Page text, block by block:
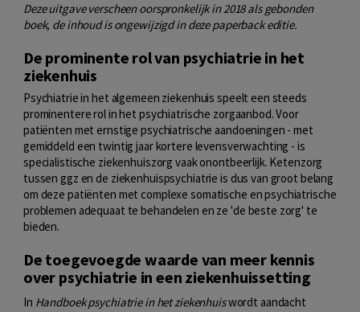
Deze uitgave verscheen oorspronkelijk in 2018 als gebonden
boek, de inhoud is ongewijzigd in deze paperback editie.
De prominente rol van psychiatrie in het
ziekenhuis
Psychiatrie in het algemeen ziekenhuis speelt een steeds
prominentere rol in het psychiatrische zorgaanbod. Voor
patiënten met ernstige psychiatrische aandoeningen - met
gemiddeld een twintig jaar kortere levensverwachting - is
specialistische ziekenhuiszorg vaak onontbeerlijk. Ketenzorg
tussen ggz en de ziekenhuispsychiatrie is dus van groot belang
om deze patiënten met complexe somatische en psychiatrische
problemen adequaat te behandelen en ze 'de beste zorg' te
bieden.
De toegevoegde waarde van meer kennis
over psychiatrie in een ziekenhuissetting
In Handboek psychiatrie in het ziekenhuiswordt aandacht